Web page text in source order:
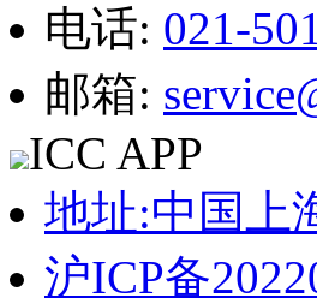
电话: 021-
邮箱:
ICC APP
地址:中国上
沪ICP备